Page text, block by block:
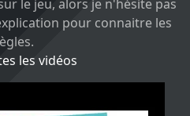
le jeu, alors je n'hésite pas
pour connaitre les
les vidéos